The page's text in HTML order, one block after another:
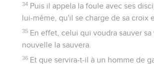
34 Puis il appela la foule avec ses
lui-même, qu'il se charge de sa croix
35 En effet, celui qui voudra sauver
nouvelle la sauvera.
36 Et que servira-t-il à un homme de